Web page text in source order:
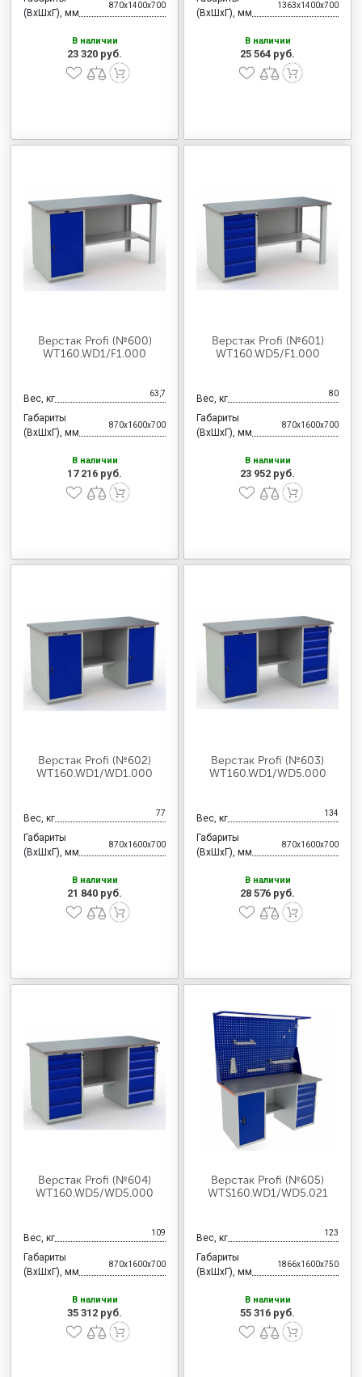
(ВхШхГ), мм
870x1400x700
В наличии
23 320 руб.
(ВхШхГ), мм
1363x1400x700
В наличии
25 564 руб.
Верстак Profi (№600)
WT160.WD1/F1.000
Вес, кг 63,7
Габариты
(ВхШхГ), мм
870x1600x700
В наличии
17 216 руб.
Верстак Profi (№601)
WT160.WD5/F1.000
Вес, кг 80
Габариты
(ВхШхГ), мм
870x1600x700
В наличии
23 952 руб.
Верстак Profi (№602)
WT160.WD1/WD1.000
Вес, кг 77
Габариты
(ВхШхГ), мм
870x1600x700
В наличии
21 840 руб.
Верстак Profi (№603)
WT160.WD1/WD5.000
Вес, кг 134
Габариты
(ВхШхГ), мм
870x1600x700
В наличии
28 576 руб.
Верстак Profi (№604)
WT160.WD5/WD5.000
Вес, кг 109
Габариты
(ВхШхГ), мм
870x1600x700
В наличии
35 312 руб.
Верстак Profi (№605)
WTS160.WD1/WD5.021
Вес, кг 123
Габариты
(ВхШхГ), мм
1866x1600x750
В наличии
55 316 руб.